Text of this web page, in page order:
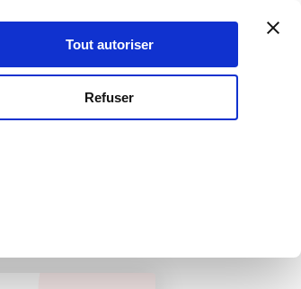
Tout autoriser
Refuser
Se connecter